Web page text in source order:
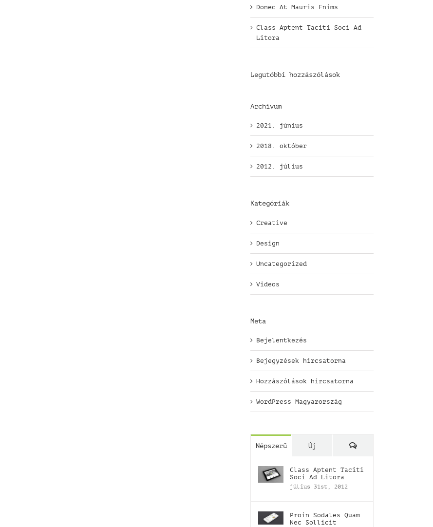
Donec At Mauris Enims
Class Aptent Taciti Soci Ad
Litora
Legutóbbi hozzászólások
Archívum
2021. június
2018. október
2012. július
Kategóriák
Creative
Design
Uncategorized
Videos
Meta
Bejelentkezés
Bejegyzések hírcsatorna
Hozzászólások hírcsatorna
WordPress Magyarország
Népszerű Új Hozzászólások
Class Aptent Taciti
Soci Ad Litora
július 31st, 2012
Proin Sodales Quam
Nec Sollicit